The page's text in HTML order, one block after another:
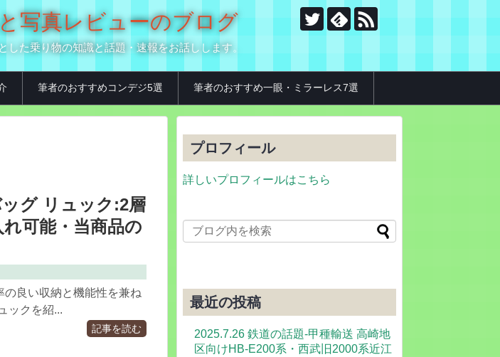
写真レビューのブログ
た乗り物の知識と話題・速報をお話しします。
筆者のおすすめコンデジ5選 筆者のおすすめ一眼・ミラーレス7選
グ リュック:2層
可能・当商品の
の良い収納と機能性を兼ね
ックを紹...
記事を読む
プロフィール
詳しいプロフィールはこちら
最近の投稿
2025.7.26 鉄道の話題-甲種輸送 高崎地
区向けHB-E200系・西武旧2000系近江